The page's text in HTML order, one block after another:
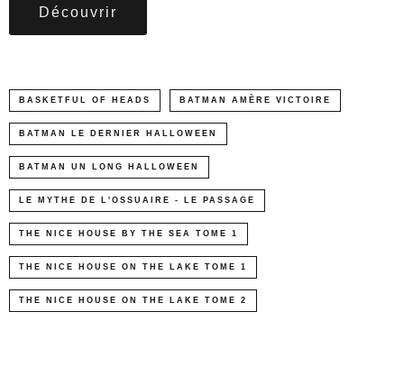
Découvrir
BASKETFUL OF HEADS BATMAN AMÈRE VICTOIRE
BATMAN LE DERNIER HALLOWEEN
BATMAN UN LONG HALLOWEEN
LE MYTHE DE L'OSSUAIRE - LE PASSAGE
THE NICE HOUSE BY THE SEA TOME 1
THE NICE HOUSE ON THE LAKE TOME 1
THE NICE HOUSE ON THE LAKE TOME 2